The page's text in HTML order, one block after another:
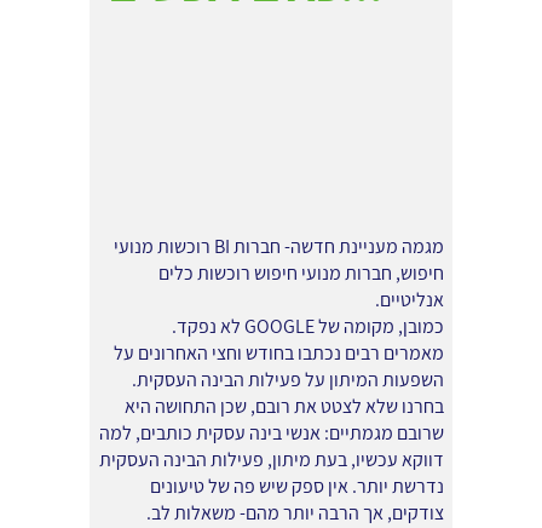
מגמה מעניינת חדשה- חברות BI רוכשות מנועי
חיפוש, חברות מנועי חיפוש רוכשות כלים
אנליטיים.
כמובן, מקומה של GOOGLE לא נפקד.
מאמרים רבים נכתבו בחודש וחצי האחרונים על
השפעות המיתון על פעילות הבינה העסקית.
בחרנו שלא לצטט את רובם, שכן התחושה היא
שרובם מגמתיים: אנשי בינה עסקית כותבים, למה
דווקא עכשיו, בעת מיתון, פעילות הבינה העסקית
נדרשת יותר. אין ספק שיש פה של טיעונים
צודקים, אך הרבה יותר מהם- משאלות לב.